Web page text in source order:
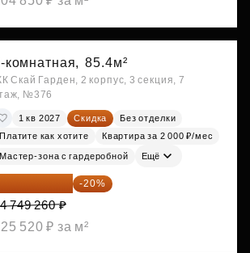
комнатная, 85.4м²
Скай Гарден, 2 корпус, 3 секция, 7
№376
1 кв 2027 Скидка
Без отделки
Платите как хотите
Квартира за 2 000 ₽/мес
Мастер-зона с гардеробной Ещё
27 799 408 ₽ -20%
749 260 ₽
520 ₽ за м²